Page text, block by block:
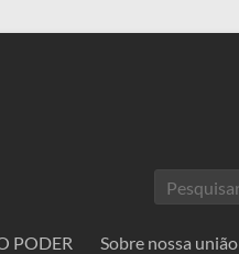
PODER Sobre nossa união